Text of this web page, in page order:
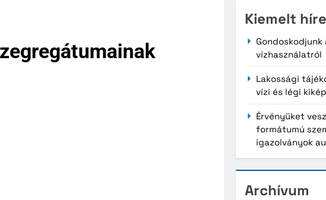
Kiemelt
Gondoskodjunk
vízhasználatról
Lakossági
vízi és légi
Érvényüket
formátumú
igazolványok
Archívum